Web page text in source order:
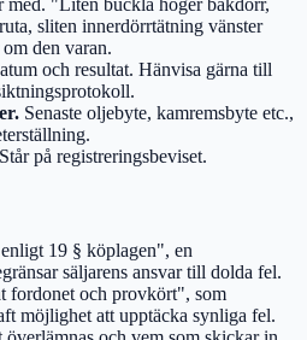
med. "Liten buckla höger bakdörr,
sliten innerdörrtätning vänster
den varan.
och resultat. Hänvisa gärna till
Senaste oljebyte, kamremsbyte etc.,
Står på registreringsbeviset.
19 § köplagen", en
säljarens ansvar till dolda fel.
fordonet och provkört", som
möjlighet att upptäcka synliga fel.